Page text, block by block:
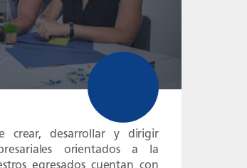
crear, desarrollar y dirigir
orientados a la
egresados cuentan con